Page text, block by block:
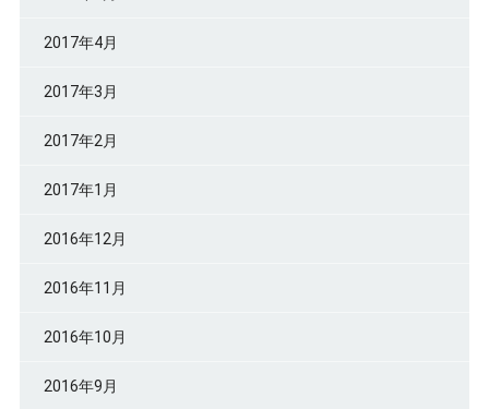
2017年4月
2017年3月
2017年2月
2017年1月
2016年12月
2016年11月
2016年10月
2016年9月